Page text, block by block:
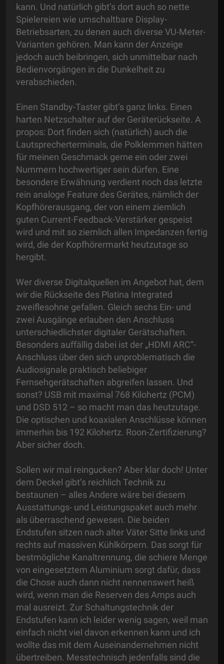
kann. Und natürlich gibt’s dort auch so nette
Spielereien wie umschaltbare Display-
Betriebsarten, zu denen auch diverse VU-Meter-
Varianten gehören. Man kann der Anzeige
jedoch auch beibringen, sich unmittelbar nach
Bedienvorgängen in die Dunkelheit zu
verabschieden.
Einen Standby-Taster gibt’s ganz links. Einen
harten Netzschalter auf der Geräterückseite. A
propos: Dort finden sich (natürlich) auch die
Lautsprecherterminals, die Polklemmen hätten
für meinen Geschmack gerne ein oder zwei
Nummern hochwertiger sein dürfen. Eine
besondere Erwähnung verdient noch das letzte
rein analoge Feature des Gerätes, nämlich der
Kopfhörerausgang, der von einem ziemlich
guten Current-Feedback-Verstärker gespeist
wird und mit so ziemlich allen Impedanzen fertig
wird, die der Kopfhörermarkt heutzutage so
hergibt.
Wer diverse Digitalquellen im Angebot hat, dem
wir die Rückseite des Platina Integrated
zweiflesohne gefallen. Gleich sechs Ein- und
zwei Ausgänge erlauben den Anschluss
unterschiedlichster digitaler Gerätschaften.
Besonders auffällig dabei ist der „HDMI ARC“-
Anschluss über den sich unproblematisch die
Audiosignale praktisch beliebiger
Fernsehgerätschaften abgreifen lassen. Und
sonst? USB mit maximal 768 Kilohertz (PCM)
und DSD 512 – so macht man das heutzutage.
Die optischen und koaxialen Anschlüsse können
immerhin bis 192 Kilohertz. Roon-Zertifizierung?
Aber sicher doch.
Sollen wir mal reingucken? Aber klar doch! Unter
dem Deckel gibt’s reichlich Technik zu
bestaunen – alles Andere wäre bei diesem
Ausstattungs- und Leistungspaket auch mehr
als überraschend gewesen. Die beiden
Endstufen sitzen nach alter Väter Sitte links und
rechts auf massiven Kühlkörpern. Das sorgt für
bestmögliche Kanaltrennung, die schiere Menge
von eingesetztem Aluminium sorgt dafür, dass
die Chose auch dann nicht nennenswert heiß
wird, wenn man die Reserven des Amps auch
mal ausreizt. Zur Schaltungstechnik der
Endstufen kann ich leider wenig sagen, weil man
einfach nicht viel davon erkennen kann und ich
wollte das mit dem Auseinandernehmen nicht
übertreiben. Messtechnisch jedenfalls sind die